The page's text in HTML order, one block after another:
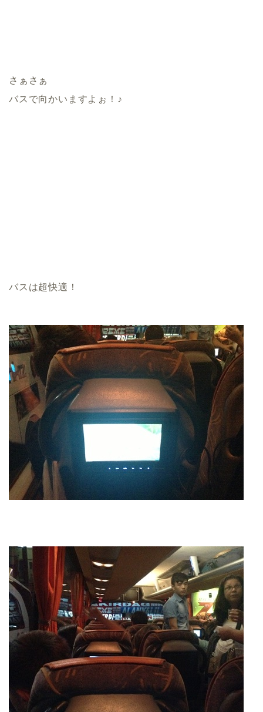
さぁさぁ
バスで向かいますよぉ！♪
バスは超快適！